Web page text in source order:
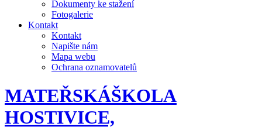
Dokumenty ke stažení
Fotogalerie
Kontakt
Kontakt
Napište nám
Mapa webu
Ochrana oznamovatelů
MATEŘSKÁŠKOLA
HOSTIVICE,